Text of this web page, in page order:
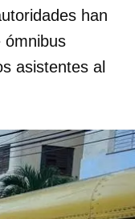
han
ómnibus
asistentes al